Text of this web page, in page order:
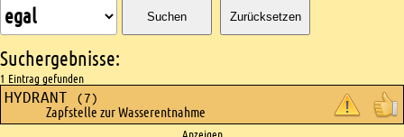
Suchen Zurücksetzen
Suchergebnisse:
1 Eintrag gefunden
HYDRANT (7)
Zapfstelle zur Wasserentnahme